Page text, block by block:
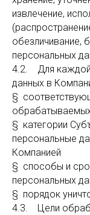
извлечение,
обезличивание,
персональных
4.2. Для каждой
данных в
§
§ категории
персональные
Компанией
§ способы и
персональных
§ порядок
4.3. Цели